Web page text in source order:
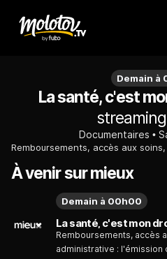
Demain à
La santé, c'est
Documentaires
À venir sur mieux
Remboursements, accès
administrative :
Demain à 00h00